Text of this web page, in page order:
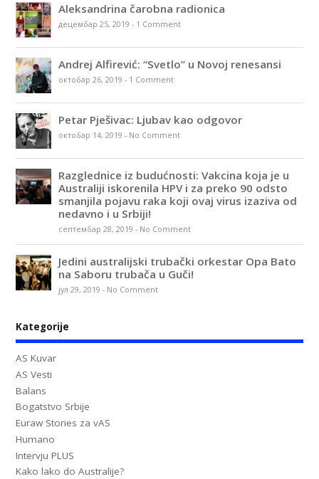
Aleksandrina čarobna radionica
децембар 25, 2019 - 1 Comment
Andrej Alfirević: “Svetlo” u Novoj renesansi
октобар 26, 2019 - 1 Comment
Petar Pješivac: Ljubav kao odgovor
октобар 14, 2019 - No Comment
Razglednice iz budućnosti: Vakcina koja je u
Australiji iskorenila HPV i za preko 90 odsto
smanjila pojavu raka koji ovaj virus izaziva od
nedavno i u Srbiji!
септембар 28, 2019 - No Comment
Jedini australijski trubački orkestar Opa Bato
na Saboru trubača u Guči!
јул 29, 2019 - No Comment
Kategorije
AS Kuvar
AS Vesti
Balans
Bogatstvo Srbije
Euraw Stories za vAS
Humano
Intervju PLUS
Kako lako do Australije?